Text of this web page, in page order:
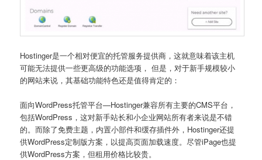
Hostinger是一个相对便宜的托管服务提供商，这就意味着该主机
可能无法提供一些更高级的功能选项， 但是，对于新手规模较小
的网站来说，其基础功能特色还是值得肯定的：
面向WordPress托管平台—Hostinger兼容所有主要的CMS平台，
包括WordPress，这对新手站长和小企业网站所有者来说是不错
的。而除了免费主题，内置小部件和缓存插件外，Hostinger还提
供WordPress定制版方案，以提高页面加载速度。尽管iPage也提
供WordPress方案，但租用价格比较贵。